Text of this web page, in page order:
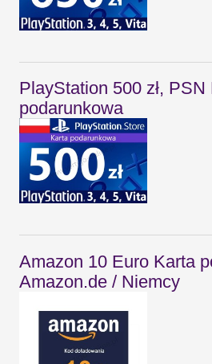
PlayStation 500 zł, PSN
podarunkowa
Amazon 10 Euro Karta
Amazon.de / Niemcy